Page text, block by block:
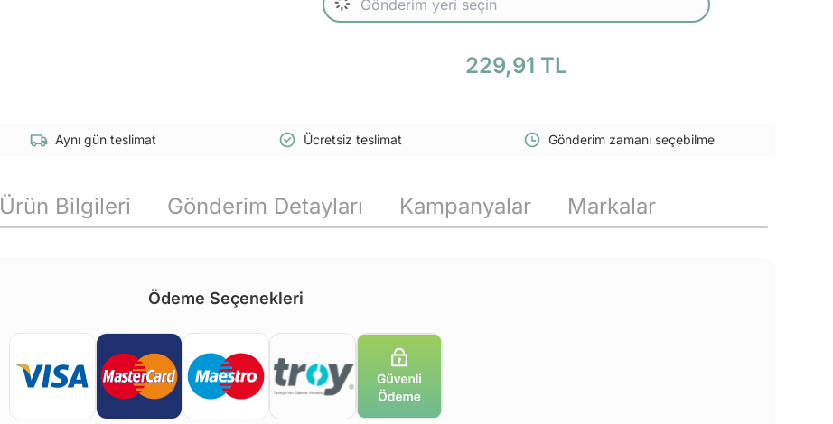
229,91 TL
Aynı gün teslimat Ücretsiz teslimat Gönderim zamanı seçebilme
Ürün Bilgileri Gönderim Detayları Kampanyalar Markalar
Ödeme Seçenekleri